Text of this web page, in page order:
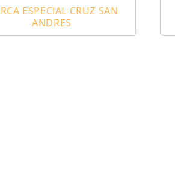
ESPECIAL CRUZ SAN
ANDRES